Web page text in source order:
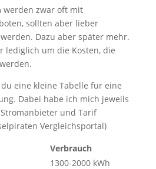
werden zwar oft mit
sollten aber lieber
Dazu aber später mehr.
lediglich um die Kosten, die
eine kleine Tabelle für eine
Dabei habe ich mich jeweils
und Tarif
Vergleichsportal)
Verbrauch
1300-2000 kWh